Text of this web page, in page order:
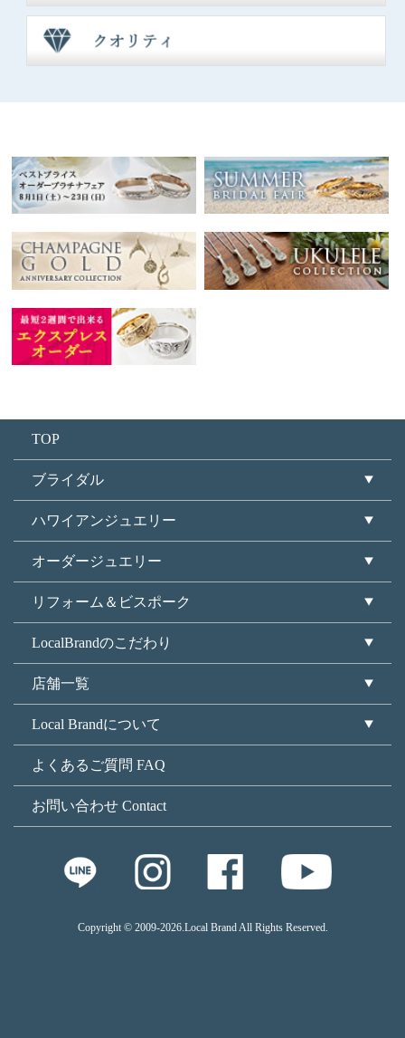
TOP
ブライダル
ハワイアンジュエリー
オーダージュエリー
リフォーム＆ビスポーク
LocalBrandのこだわり
店舗一覧
Local Brandについて
よくあるご質問 FAQ
お問い合わせ Contact
Copyright © 2009-2026.Local Brand All Rights Reserved.